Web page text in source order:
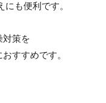
も便利です。
対策を
すすめです。